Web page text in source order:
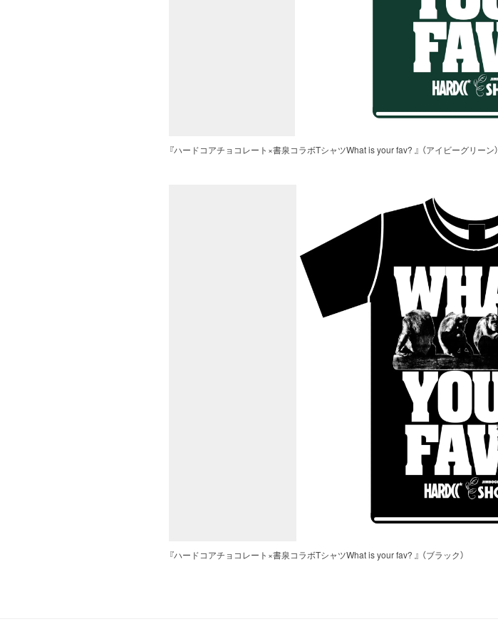
『ハードコアチョコレート×書泉コラボTシャツWhat is your fav? 』 （アイビーグリーン）
『ハードコアチョコレート×書泉コラボTシャツWhat is your fav? 』 （ブラック）